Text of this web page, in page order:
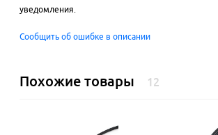
уведомления.
Сообщить об ошибке в описании
Похожие товары 12